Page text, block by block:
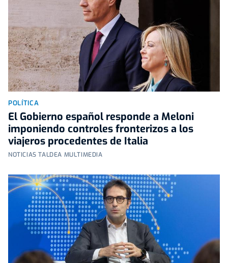
POLÍTICA
El Gobierno español responde a Meloni
imponiendo controles fronterizos a los
viajeros procedentes de Italia
NOTICIAS TALDEA MULTIMEDIA